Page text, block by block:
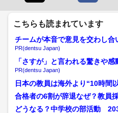
こちらも読まれています
チームが本音で意見を交わし
織へ
PR(dentsu Japan)
「さすが」と言われる驚きや
挑戦
PR(dentsu Japan)
日本の教員は海外より“10時
割が「やりがい感じる...
合格者の6割が辞退なぜ？教員
擬試験”に “3分類”...
どうなる？中学校の部活動